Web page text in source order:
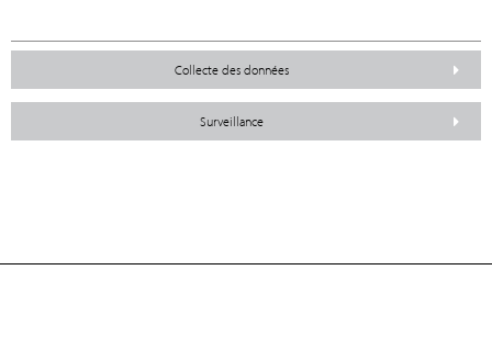
Collecte des données
Surveillance